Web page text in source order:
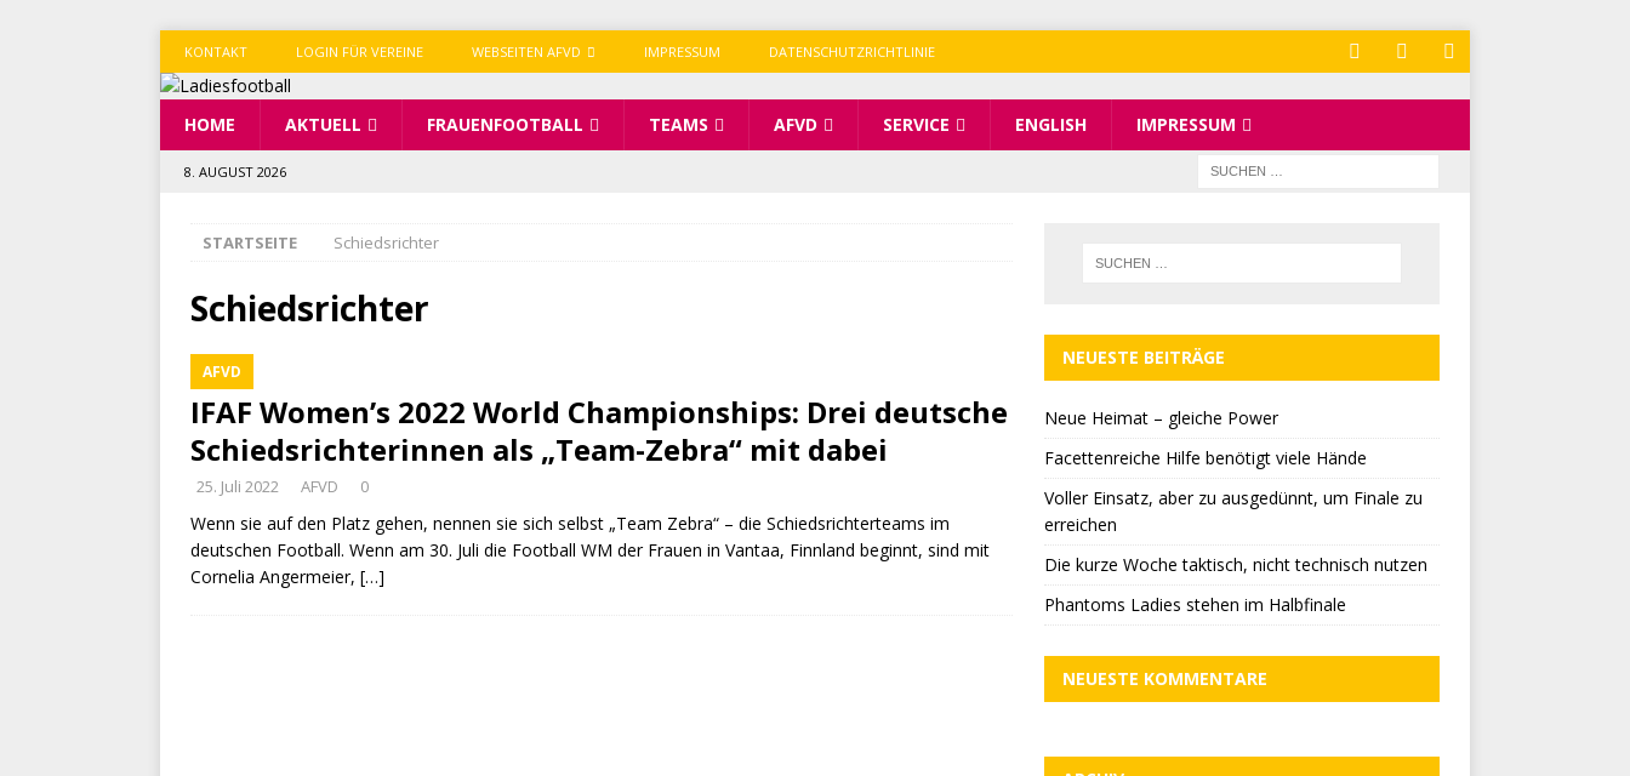
KONTAKT LOGIN FÜR VEREINE WEBSEITEN AFVD IMPRESSUM DATENSCHUTZRICHTLINIE
HOME AKTUELL FRAUENFOOTBALL TEAMS AFVD SERVICE ENGLISH IMPRESSUM
8. AUGUST 2026
STARTSEITE Schiedsrichter
Schiedsrichter
AFVD
IFAF Women’s 2022 World Championships: Drei deutsche
Schiedsrichterinnen als „Team-Zebra“ mit dabei
25. Juli 2022 AFVD 0
Wenn sie auf den Platz gehen, nennen sie sich selbst „Team Zebra“ – die Schiedsrichterteams im
deutschen Football. Wenn am 30. Juli die Football WM der Frauen in Vantaa, Finnland beginnt, sind mit
Cornelia Angermeier, […]
NEUESTE BEITRÄGE
Neue Heimat – gleiche Power
Facettenreiche Hilfe benötigt viele Hände
Voller Einsatz, aber zu ausgedünnt, um Finale zu
erreichen
Die kurze Woche taktisch, nicht technisch nutzen
Phantoms Ladies stehen im Halbfinale
NEUESTE KOMMENTARE